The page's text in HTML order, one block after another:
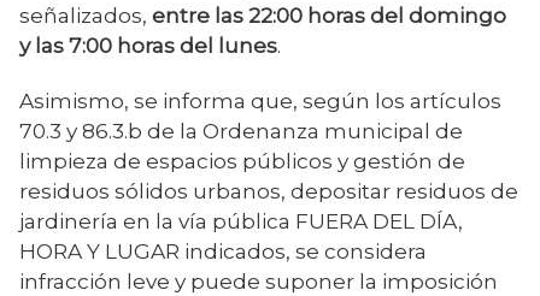
señalizados, entre las 22:00 horas del domingo
y las 7:00 horas del lunes.
Asimismo, se informa que, según los artículos
70.3 y 86.3.b de la Ordenanza municipal de
limpieza de espacios públicos y gestión de
residuos sólidos urbanos, depositar residuos de
jardinería en la vía pública FUERA DEL DÍA,
HORA Y LUGAR indicados, se considera
infracción leve y puede suponer la imposición